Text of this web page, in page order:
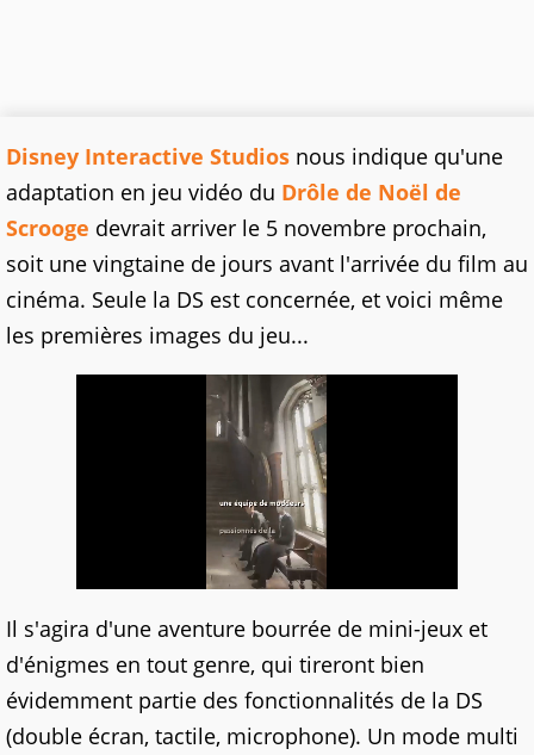
Disney Interactive Studios nous indique qu'une
adaptation en jeu vidéo du Drôle de Noël de
Scrooge devrait arriver le 5 novembre prochain,
soit une vingtaine de jours avant l'arrivée du film au
cinéma. Seule la DS est concernée, et voici même
les premières images du jeu...
Il s'agira d'une aventure bourrée de mini-jeux et
d'énigmes en tout genre, qui tireront bien
évidemment partie des fonctionnalités de la DS
(double écran, tactile, microphone). Un mode multi